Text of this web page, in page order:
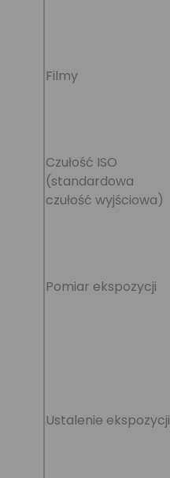
Filmy
Czułość ISO
(standardowa
czułość wyjściowa)
Pomiar ekspozycji
Ustalenie ekspozycji